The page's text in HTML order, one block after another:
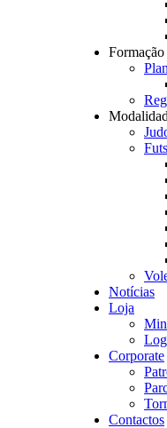
Formação
Notícias
Loja
Corporate
Contactos